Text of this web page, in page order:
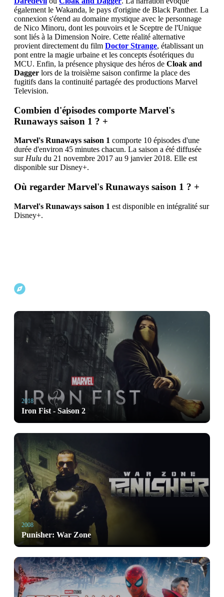
également le Wakanda, le pays d'origine de Black Panther. La
connexion s'étend au domaine mystique avec le personnage
de Nico Minoru, dont les pouvoirs et le Sceptre de l'Unique
sont liés à la Dimension Noire. Cette réalité alternative
provient directement du film Doctor Strange, établissant un
pont entre la magie urbaine et les concepts ésotériques du
MCU. Enfin, la présence physique des héros de Cloak and
Dagger lors de la troisième saison confirme la place des
fugitifs dans la continuité partagée des productions Marvel
Television.
Combien d'épisodes comporte Marvel's
Runaways saison 1 ? +
Marvel's Runaways saison 1 comporte 10 épisodes d'une
durée d'environ 45 minutes chacun. La saison a été diffusée
sur Hulu du 21 novembre 2017 au 9 janvier 2018. Elle est
disponible sur Disney+.
Où regarder Marvel's Runaways saison 1 ? +
Marvel's Runaways saison 1 est disponible en intégralité sur
Disney+.
2018
Iron Fist - Saison 2
2008
Punisher: War Zone